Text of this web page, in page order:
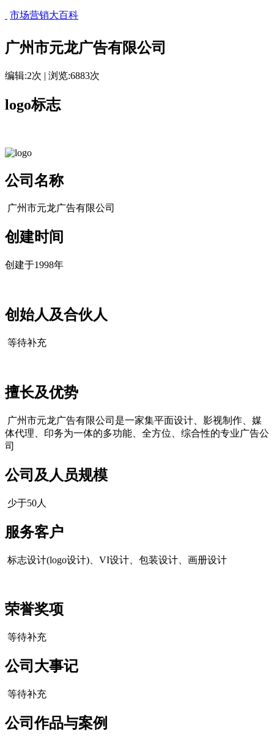
市场营销大百科
广州市元龙广告有限公司
编辑:2次 | 浏览:6883次
logo标志
公司名称
广州市元龙广告有限公司
创建时间
创建于1998年
创始人及合伙人
等待补充
擅长及优势
广州市元龙广告有限公司是一家集平面设计、影视制作、媒
体代理、印务为一体的多功能、全方位、综合性的专业广告公
司
公司及人员规模
少于50人
服务客户
标志设计(logo设计)、VI设计、包装设计、画册设计
荣誉奖项
等待补充
公司大事记
等待补充
公司作品与案例